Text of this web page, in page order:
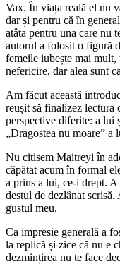
Vax. În viața reală el nu
dar și pentru că în
atâta pentru una care nu
autorul a folosit o figură
femeile iubește mai mult,
nefericire, dar alea sunt
Am făcut această
reușit să finalizez lectura
perspective diferite: a lui
„Dragostea nu moare”
Nu citisem Maitreyi în
căpătat acum în formal
a prins a lui, ce-i drept.
destul de dezlânat
gustul meu.
Ca impresie generală a
la replică și zice că nu e
dezmințirea nu te face